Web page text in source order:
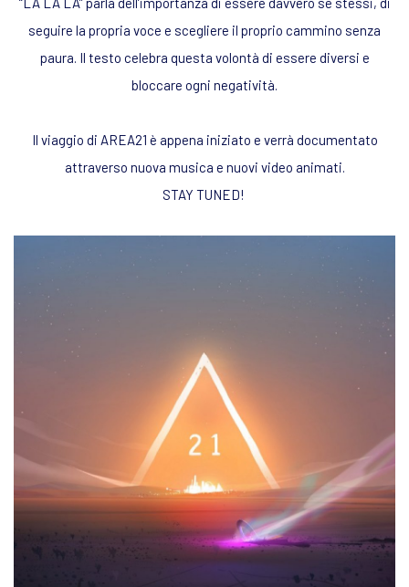
seguire la propria voce e scegliere il proprio cammino senza
paura. Il testo celebra questa volontà di essere diversi e
bloccare ogni negatività.
Il viaggio di AREA21 è appena iniziato e verrà documentato
attraverso nuova musica e nuovi video animati.
STAY TUNED!